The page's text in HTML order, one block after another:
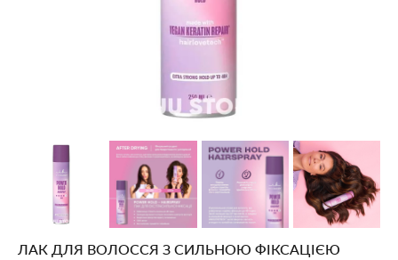
ЛАК ДЛЯ ВОЛОССЯ З СИЛЬНОЮ ФІКСАЦІЄЮ